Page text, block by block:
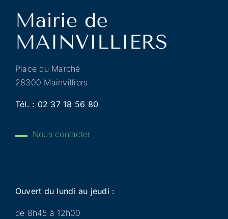
Place du Marché
28300 Mainvilliers
Tél. : 02 37 18 56 80
Nous contacter
Ouvert du lundi au jeudi :
de 8h45 à 12h00